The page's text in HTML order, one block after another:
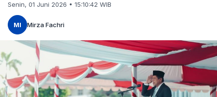
Senin, 01 Juni 2026 • 15:10:42 WIB
MI Mirza Fachri